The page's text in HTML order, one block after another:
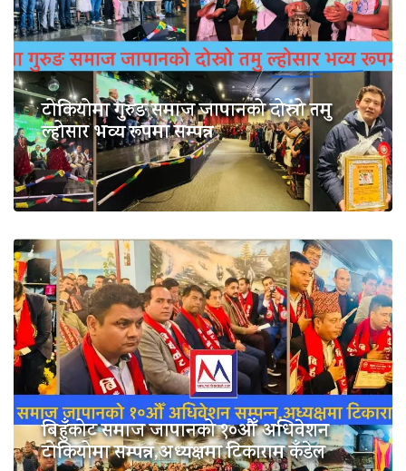
टोकियोमा गुरुङ समाज जापानको दोस्रो तमु
ल्होसार भव्य रूपमा सम्पन्न
बिहुँकोट समाज जापानको १०औँ अधिवेशन
टोकियोमा सम्पन्न,अध्यक्षमा टिकाराम कँडेल